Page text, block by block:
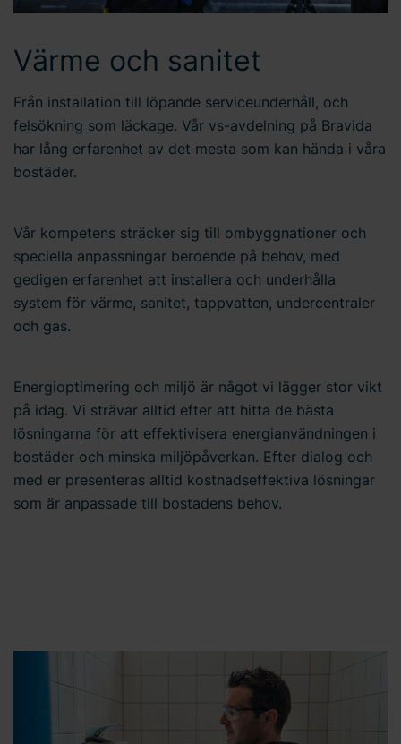
Värme och sanitet
Från installation till löpande serviceunderhåll, och
felsökning som läckage. Vår vs-avdelning på Bravida
har lång erfarenhet av det mesta som kan hända i våra
bostäder.
Vår kompetens sträcker sig till ombyggnationer och
speciella anpassningar beroende på behov, med
gedigen erfarenhet att installera och underhålla
system för värme, sanitet, tappvatten, undercentraler
och gas.
Energioptimering och miljö är något vi lägger stor vikt
på idag. Vi strävar alltid efter att hitta de bästa
lösningarna för att effektivisera energianvändningen i
bostäder och minska miljöpåverkan. Efter dialog och
med er presenteras alltid kostnadseffektiva lösningar
som är anpassade till bostadens behov.